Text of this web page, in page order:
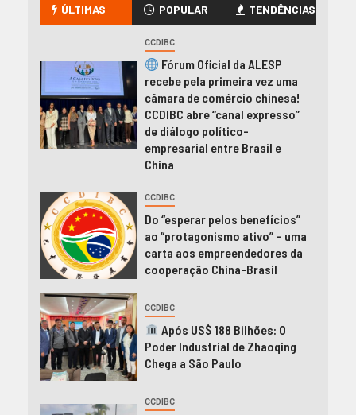
ÚLTIMAS POPULAR TENDÊNCIAS
CCDIBC
Fórum Oficial da ALESP
recebe pela primeira vez uma
câmara de comércio chinesa!
CCDIBC abre “canal expresso”
de diálogo político-
empresarial entre Brasil e
China
CCDIBC
Do “esperar pelos benefícios”
ao “protagonismo ativo” – uma
carta aos empreendedores da
cooperação China-Brasil
CCDIBC
Após US$ 188 Bilhões: O
Poder Industrial de Zhaoqing
Chega a São Paulo
CCDIBC